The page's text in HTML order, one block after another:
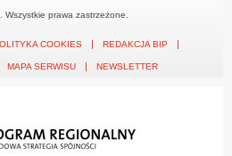
Wszystkie prawa zastrzeżone.
COOKIES REDAKCJA BIP
MAPA SERWISU NEWSLETTER